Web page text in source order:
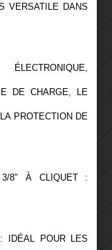
VERSATILE DANS
DE CHARGE, LE
PROTECTION DE
8″ À CLIQUET :
IDÉAL POUR LES